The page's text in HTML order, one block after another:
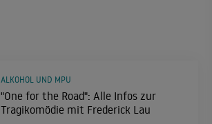
"One for the Road": Alle Infos zur
Tragikomödie mit Frederick Lau
ALKOHOL UND MPU